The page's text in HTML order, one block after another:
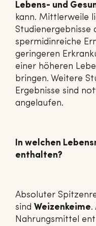
Lebens- und
kann. Mittlerweile
Studienergebnisse
spermidinreiche
geringeren
einer höheren
bringen. Weitere
Ergebnisse sind
angelaufen.
In welchen
enthalten?
Absoluter
sind Weizenkeime.
Nahrungsmittel